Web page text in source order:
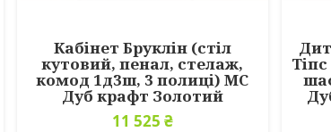
Кабінет Бруклін (стіл
кутовий, пенал, стелаж,
комод 1д3ш, 3 полиці) МС
Дуб крафт Золотий
11 525 ₴